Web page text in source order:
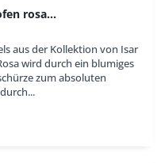
rosa...
aus der Kollektion von Isar
wird durch ein blumiges
zum absoluten